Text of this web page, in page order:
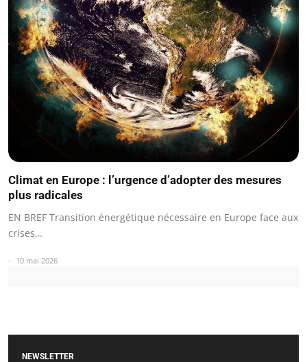
Climat en Europe : l’urgence d’adopter des mesures
plus radicales
EN BREF Transition énergétique nécessaire en Europe face aux
crises…
10 mai 2026
NEWSLETTER